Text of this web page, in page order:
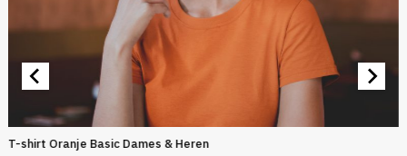
T-shirt Oranje Basic Dames & Heren